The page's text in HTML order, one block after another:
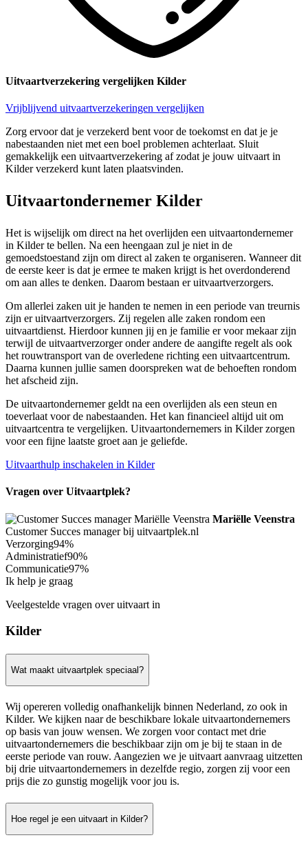
Uitvaartverzekering vergelijken Kilder
Vrijblijvend uitvaartverzekeringen vergelijken
Zorg ervoor dat je verzekerd bent voor de toekomst en dat je je
nabestaanden niet met een boel problemen achterlaat. Sluit
gemakkelijk een uitvaartverzekering af zodat je jouw uitvaart in
Kilder verzekerd kunt laten plaatsvinden.
Uitvaartondernemer Kilder
Het is wijselijk om direct na het overlijden een uitvaartondernemer
in Kilder te bellen. Na een heengaan zul je niet in de
gemoedstoestand zijn om direct al zaken te organiseren. Wanneer dit
de eerste keer is dat je ermee te maken krijgt is het overdonderend
om aan alles te denken. Daarom bestaan er uitvaartverzorgers.
Om allerlei zaken uit je handen te nemen in een periode van treurnis
zijn er uitvaartverzorgers. Zij regelen alle zaken rondom een
uitvaartdienst. Hierdoor kunnen jij en je familie er voor mekaar zijn
terwijl de uitvaartverzorger onder andere de aangifte regelt als ook
het rouwtransport van de overledene richting een uitvaartcentrum.
Daarna kunnen jullie samen doorspreken wat de behoeften rondom
het afscheid zijn.
De uitvaartondernemer geldt na een overlijden als een steun en
toeverlaat voor de nabestaanden. Het kan financieel altijd uit om
uitvaartcentra te vergelijken. Uitvaartondernemers in Kilder zorgen
voor een fijne laatste groet aan je geliefde.
Uitvaarthulp inschakelen in Kilder
Vragen over Uitvaartplek?
Mariëlle Veenstra
Customer Succes manager bij uitvaartplek.nl
Verzorging94%
Administratief90%
Communicatie97%
Ik help je graag
Veelgestelde vragen over uitvaart in
Kilder
Wat maakt uitvaartplek speciaal?
Wij opereren volledig onafhankelijk binnen Nederland, zo ook in
Kilder. We kijken naar de beschikbare lokale uitvaartondernemers
op basis van jouw wensen. We zorgen voor contact met drie
uitvaartondernemers die beschikbaar zijn om je bij te staan in de
eerste periode van rouw. Aangezien we je uitvaart aanvraag uitzetten
bij drie uitvaartondernemers in dezelfde regio, zorgen zij voor een
prijs die zo gunstig mogelijk voor jou is.
Hoe regel je een uitvaart in Kilder?